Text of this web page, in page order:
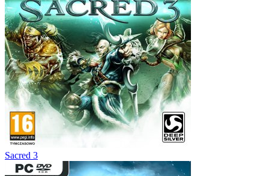
Sacred 3